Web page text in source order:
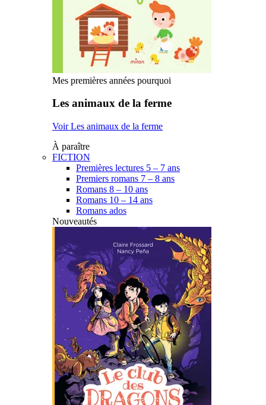
Mes premières années pourquoi
Les animaux de la ferme
Voir Les animaux de la ferme
À paraître
FICTION
Premières lectures 5 – 7 ans
Premiers romans 7 – 8 ans
Romans 8 – 10 ans
Romans 10 – 14 ans
Romans ados
Nouveautés